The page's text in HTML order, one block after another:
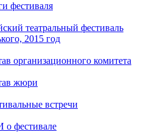
фестиваля
театральный фестиваль
2015 год
организационного комитета
жюри
встречи
фестивале